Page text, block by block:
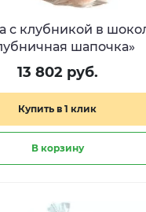
с клубникой в
шапочка»
13 802 руб.
Купить в 1 клик
В корзину